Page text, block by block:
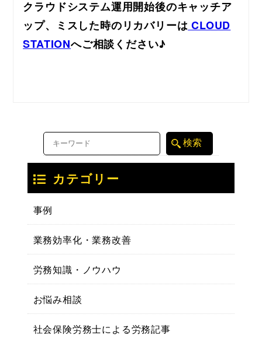
クラウドシステム運用開始後のキャッチア
ップ、ミスした時のリカバリーは CLOUD
STATIONへご相談ください♪
カテゴリー
事例
業務効率化・業務改善
労務知識・ノウハウ
お悩み相談
社会保険労務士による労務記事